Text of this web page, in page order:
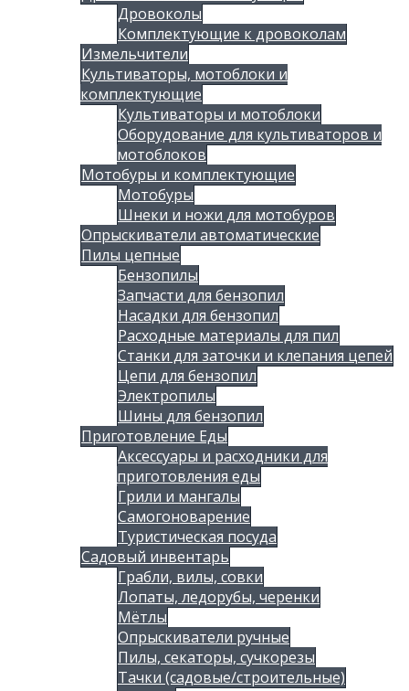
Дровоколы
Комплектующие к дровоколам
Измельчители
Культиваторы, мотоблоки и
комплектующие
Культиваторы и мотоблоки
Оборудование для культиваторов и
мотоблоков
Мотобуры и комплектующие
Мотобуры
Шнеки и ножи для мотобуров
Опрыскиватели автоматические
Пилы цепные
Бензопилы
Запчасти для бензопил
Насадки для бензопил
Расходные материалы для пил
Станки для заточки и клепания цепей
Цепи для бензопил
Электропилы
Шины для бензопил
Приготовление Еды
Аксессуары и расходники для
приготовления еды
Грили и мангалы
Самогоноварение
Туристическая посуда
Садовый инвентарь
Грабли, вилы, совки
Лопаты, ледорубы, черенки
Мётлы
Опрыскиватели ручные
Пилы, секаторы, сучкорезы
Тачки (садовые/строительные)